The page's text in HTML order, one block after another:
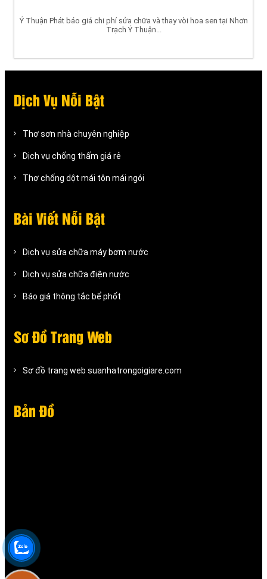
Ý Thuận Phát báo giá chi phí sửa chữa và thay vòi hoa sen tại Nhơn
Trạch Ý Thuận...
Dịch Vụ Nỗi Bật
Thợ sơn nhà chuyên nghiệp
Dịch vụ chống thấm giá rẻ
Thợ chống dột mái tôn mái ngói
Bài Viết Nỗi Bật
Dịch vụ sửa chữa máy bơm nước
Dịch vụ sửa chữa điện nước
Báo giá thông tắc bể phốt
Sơ Đồ Trang Web
Sơ đồ trang web suanhatrongoigiare.com
Bản Đồ